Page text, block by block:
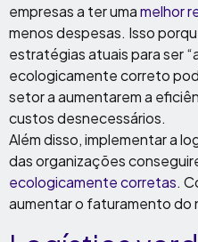
empresas a ter umamelhor
menos despesas. Isso
estratégias atuais para ser
ecologicamente correto
setor a aumentarem a
custos desnecessários.
Além disso, implementar a
das organizações
ecologicamente corretas.
aumentar o faturamento do